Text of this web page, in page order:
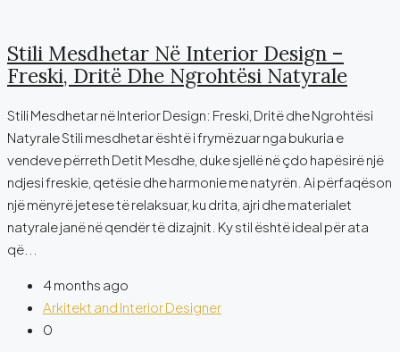
Stili Mesdhetar Në Interior Design –
Freski, Dritë Dhe Ngrohtësi Natyrale
Stili Mesdhetar në Interior Design: Freski, Dritë dhe Ngrohtësi
Natyrale Stili mesdhetar është i frymëzuar nga bukuria e
vendeve përreth Detit Mesdhe, duke sjellë në çdo hapësirë një
ndjesi freskie, qetësie dhe harmonie me natyrën. Ai përfaqëson
një mënyrë jetese të relaksuar, ku drita, ajri dhe materialet
natyrale janë në qendër të dizajnit. Ky stil është ideal për ata
që...
4 months ago
Arkitekt and Interior Designer
0